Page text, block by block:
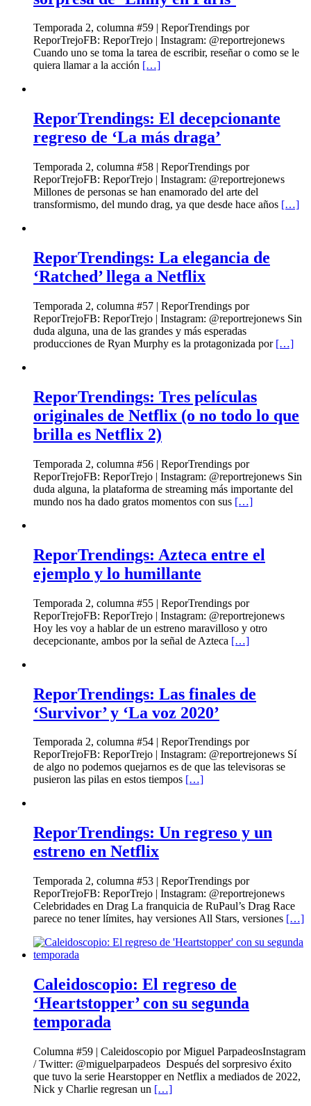
Temporada 2, columna #59 | ReporTrendings por
ReporTrejoFB: ReporTrejo | Instagram: @reportrejonews
Cuando uno se toma la tarea de escribir, reseñar o como se le
quiera llamar a la acción […]
ReporTrendings: El decepcionante
regreso de ‘La más draga’
Temporada 2, columna #58 | ReporTrendings por
ReporTrejoFB: ReporTrejo | Instagram: @reportrejonews
Millones de personas se han enamorado del arte del
transformismo, del mundo drag, ya que desde hace años […]
ReporTrendings: La elegancia de
‘Ratched’ llega a Netflix
Temporada 2, columna #57 | ReporTrendings por
ReporTrejoFB: ReporTrejo | Instagram: @reportrejonews Sin
duda alguna, una de las grandes y más esperadas
producciones de Ryan Murphy es la protagonizada por […]
ReporTrendings: Tres películas
originales de Netflix (o no todo lo que
brilla es Netflix 2)
Temporada 2, columna #56 | ReporTrendings por
ReporTrejoFB: ReporTrejo | Instagram: @reportrejonews Sin
duda alguna, la plataforma de streaming más importante del
mundo nos ha dado gratos momentos con sus […]
ReporTrendings: Azteca entre el
ejemplo y lo humillante
Temporada 2, columna #55 | ReporTrendings por
ReporTrejoFB: ReporTrejo | Instagram: @reportrejonews
Hoy les voy a hablar de un estreno maravilloso y otro
decepcionante, ambos por la señal de Azteca […]
ReporTrendings: Las finales de
‘Survivor’ y ‘La voz 2020’
Temporada 2, columna #54 | ReporTrendings por
ReporTrejoFB: ReporTrejo | Instagram: @reportrejonews Sí
de algo no podemos quejarnos es de que las televisoras se
pusieron las pilas en estos tiempos […]
ReporTrendings: Un regreso y un
estreno en Netflix
Temporada 2, columna #53 | ReporTrendings por
ReporTrejoFB: ReporTrejo | Instagram: @reportrejonews
Celebridades en Drag La franquicia de RuPaul’s Drag Race
parece no tener límites, hay versiones All Stars, versiones […]
Caleidoscopio: El regreso de
‘Heartstopper’ con su segunda
temporada
Columna #59 | Caleidoscopio por Miguel ParpadeosInstagram
/ Twitter: @miguelparpadeos Después del sorpresivo éxito
que tuvo la serie Hearstopper en Netflix a mediados de 2022,
Nick y Charlie regresan un […]